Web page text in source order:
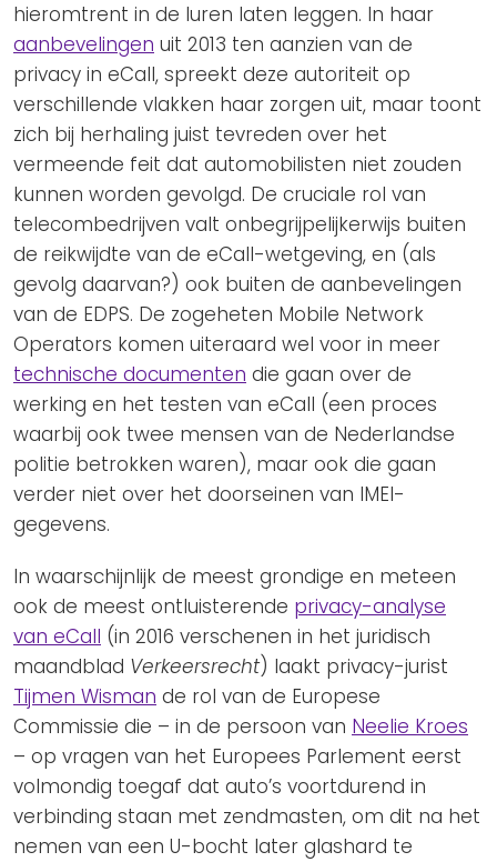
hieromtrent in de luren laten leggen. In haar
aanbevelingen uit 2013 ten aanzien van de
privacy in eCall, spreekt deze autoriteit op
verschillende vlakken haar zorgen uit, maar toont
zich bij herhaling juist tevreden over het
vermeende feit dat automobilisten niet zouden
kunnen worden gevolgd. De cruciale rol van
telecombedrijven valt onbegrijpelijkerwijs buiten
de reikwijdte van de eCall-wetgeving, en (als
gevolg daarvan?) ook buiten de aanbevelingen
van de EDPS. De zogeheten Mobile Network
Operators komen uiteraard wel voor in meer
technische documenten die gaan over de
werking en het testen van eCall (een proces
waarbij ook twee mensen van de Nederlandse
politie betrokken waren), maar ook die gaan
verder niet over het doorseinen van IMEI-
gegevens.
In waarschijnlijk de meest grondige en meteen
ook de meest ontluisterende privacy-analyse
van eCall (in 2016 verschenen in het juridisch
maandblad Verkeersrecht) laakt privacy-jurist
Tijmen Wisman de rol van de Europese
Commissie die – in de persoon van Neelie Kroes
– op vragen van het Europees Parlement eerst
volmondig toegaf dat auto’s voortdurend in
verbinding staan met zendmasten, om dit na het
nemen van een U-bocht later glashard te